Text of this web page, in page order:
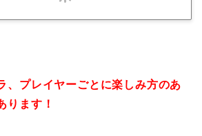
、プレイヤーごとに楽しみ方のあ
ります！